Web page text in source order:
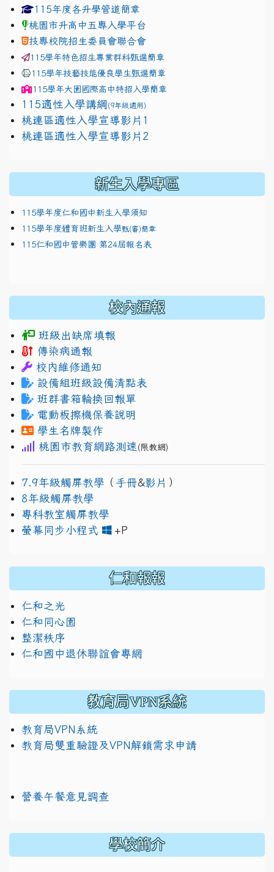
link to https://www.jhjhs.tyc.edu.tw/modules/
115年度各升學管道簡章
桃園市升高中五專入學平台
技專校院招生委員會聯合會
115學年特色招生專業群科甄選簡章
115學年技藝技能優良學生甄選簡章
115學年大園國際高中特招入學簡章
115適性入學講綱 (9年級適用)
link to https://docs.google.com/presentation/d/
桃連區適性入學宣導影片1
link to https://docs.google.com/presentation/d/
桃連區適性入學宣導影片2
新生入學專區
115學年度仁和國中新生入學須知
115學年度體育班新生入學甄(審)簡章
115仁和國中管樂團 第24屆報名表
校內通報
班級出缺席填報
傳染病通報
校內維修通知
設備組班級設備清點表
班群書箱輪換回報單
電動板擦機保養說明
學生名牌製作
桃園市教育網路測速 (限教網)
7.9年級觸屏教學 （ 手冊&影片 ）
8年級觸屏教學
專科教室觸屏教學
螢幕同步小程式
+P
仁和報報
仁和之光
仁和同心園
整潔秩序
仁和國中退休聯誼會專網
教育局VPN系統
教育局VPN系統
教育局雙重驗證及VPN解鎖需求申請
營養午餐意見調查
學校簡介